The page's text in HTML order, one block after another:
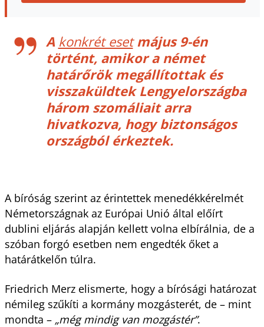
A konkrét esetmájus 9-én
történt, amikor a német
határőrök megállítottak és
visszaküldtek Lengyelországba
három szomáliait arra
hivatkozva, hogy biztonságos
országból érkeztek.
A bíróság szerint az érintettek menedékkérelmét
Németországnak az Európai Unió által előírt
dublini eljárás alapján kellett volna elbírálnia, de a
szóban forgó esetben nem engedték őket a
határátkelőn túlra.
Friedrich Merz elismerte, hogy a bírósági határozat
némileg szűkíti a kormány mozgásterét, de – mint
mondta – „még mindig van mozgástér”.